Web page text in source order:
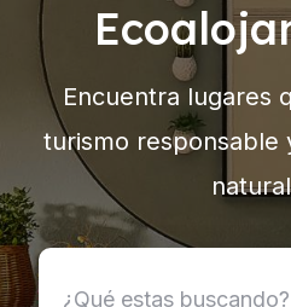
Encuentra lugares
turismo responsable